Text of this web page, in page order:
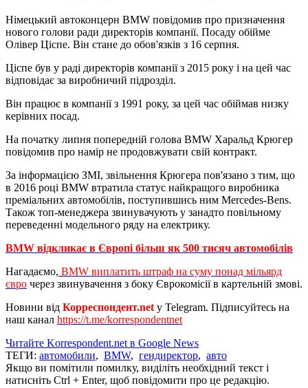
Німецький автоконцерн BMW повідомив про призначення
нового голови ради директорів компанії. Посаду обійме
Олівер Ціспе. Він стане до обов'язків з 16 серпня.
Ціспе був у раді директорів компанії з 2015 року і на цей час
відповідає за виробничий підрозділ.
Він працює в компанії з 1991 року, за цей час обіймав низку
керівних посад.
На початку липня попередній голова BMW Харальд Крюгер
повідомив про намір не продовжувати свій контракт.
За інформацією ЗМІ, звільнення Крюгера пов'язано з тим, що
в 2016 році BMW втратила статус найкращого виробника
преміальних автомобілів, поступившись ним Mercedes-Bens.
Також топ-менеджера звинувачують у занадто повільному
переведенні модельного ряду на електрику.
BMW відкликає в Європі більш як 500 тисяч автомобілів
Нагадаємо, BMW виплатить штраф на суму понад мільярд
євро через звинувачення з боку Єврокомісії в картельній змові.
Новини від Корреспондент.net у Telegram. Підписуйтесь на
наш канал https://t.me/korrespondentnet
Читайте Korrespondent.net в Google News
ТЕГИ: автомобили, BMW, гендиректор, авто
Якщо ви помітили помилку, виділіть необхідний текст і
натисніть Ctrl + Enter, щоб повідомити про це редакцію.